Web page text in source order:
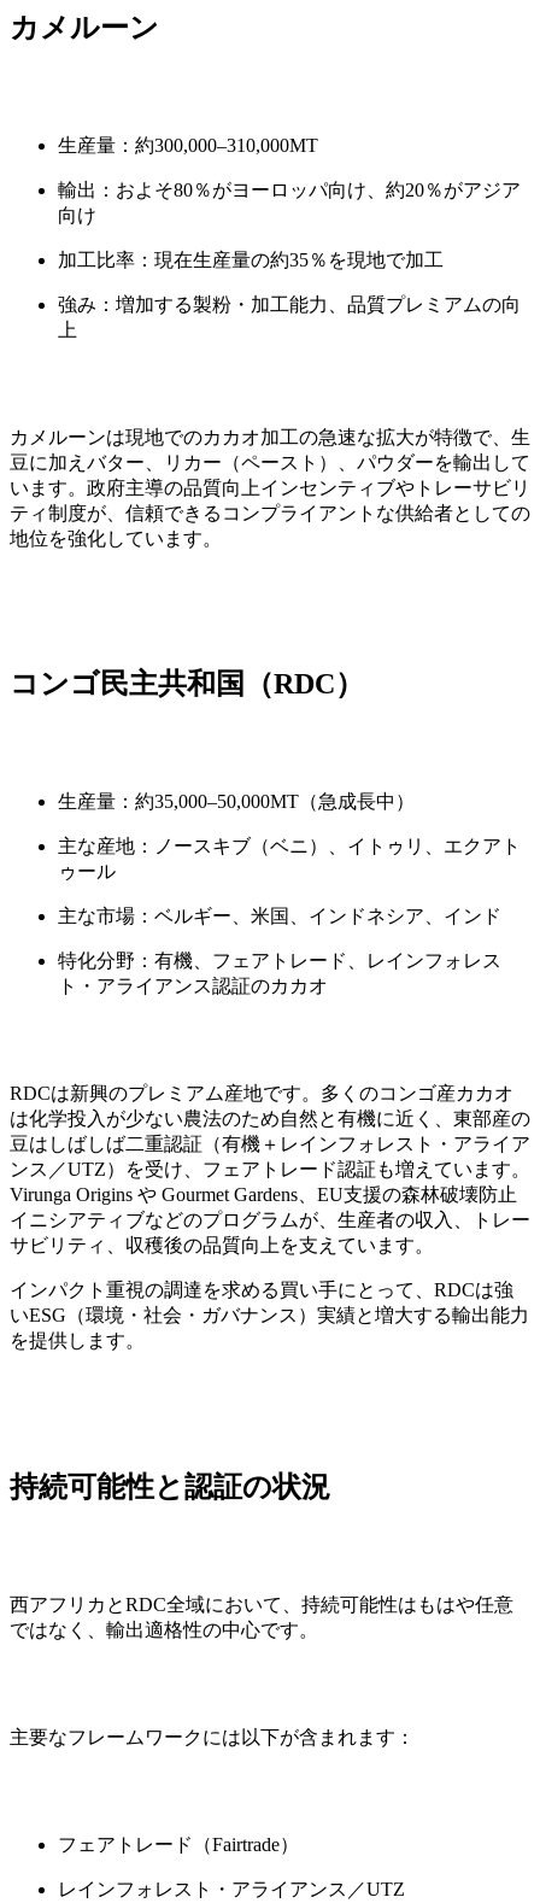
カメルーン
生産量：約300,000–310,000MT
輸出：およそ80％がヨーロッパ向け、約20％がアジア
向け
加工比率：現在生産量の約35％を現地で加工
強み：増加する製粉・加工能力、品質プレミアムの向
上
カメルーンは現地でのカカオ加工の急速な拡大が特徴で、生
豆に加えバター、リカー（ペースト）、パウダーを輸出して
います。政府主導の品質向上インセンティブやトレーサビリ
ティ制度が、信頼できるコンプライアントな供給者としての
地位を強化しています。
コンゴ民主共和国（RDC）
生産量：約35,000–50,000MT（急成長中）
主な産地：ノースキブ（ベニ）、イトゥリ、エクアト
ゥール
主な市場：ベルギー、米国、インドネシア、インド
特化分野：有機、フェアトレード、レインフォレス
ト・アライアンス認証のカカオ
RDCは新興のプレミアム産地です。多くのコンゴ産カカオ
は化学投入が少ない農法のため自然と有機に近く、東部産の
豆はしばしば二重認証（有機＋レインフォレスト・アライア
ンス／UTZ）を受け、フェアトレード認証も増えています。
Virunga Origins や Gourmet Gardens、EU支援の森林破壊防止
イニシアティブなどのプログラムが、生産者の収入、トレー
サビリティ、収穫後の品質向上を支えています。
インパクト重視の調達を求める買い手にとって、RDCは強
いESG（環境・社会・ガバナンス）実績と増大する輸出能力
を提供します。
持続可能性と認証の状況
西アフリカとRDC全域において、持続可能性はもはや任意
ではなく、輸出適格性の中心です。
主要なフレームワークには以下が含まれます：
フェアトレード（Fairtrade）
レインフォレスト・アライアンス／UTZ